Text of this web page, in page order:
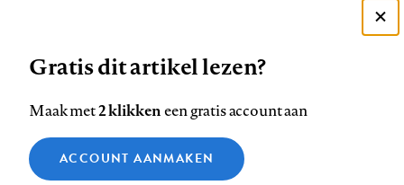
ons
op
Facebook
ons
op
LinkedIn
ons
op
Bluesky
ons
op
Instagram
ons
op
YouTube
ons
Footer
Contact Colofon Disclaimer Privacy
Medische vragen verdienen
Zie onze cookie policy
Analytische cookies
Gratis dit artikel lezen?
Maak met2 klikkeneen gratis account aan
ACCOUNT AANMAKEN